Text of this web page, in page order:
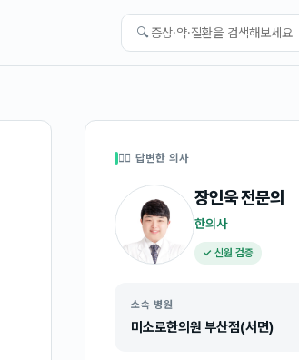
🔍
👩‍⚕️ 답변한 의사
장인욱전문의
한의사
✓ 신원 검증
소속 병원
미소로한의원 부산점(서면)